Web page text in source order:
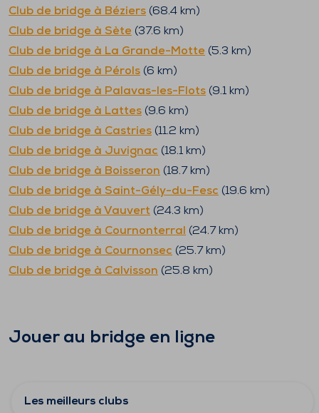
Club de bridge à Béziers (68.4 km)
Club de bridge à Sète (37.6 km)
Club de bridge à La Grande-Motte (5.3 km)
Club de bridge à Pérols (6 km)
Club de bridge à Palavas-les-Flots (9.1 km)
Club de bridge à Lattes (9.6 km)
Club de bridge à Castries (11.2 km)
Club de bridge à Juvignac (18.1 km)
Club de bridge à Boisseron (18.7 km)
Club de bridge à Saint-Gély-du-Fesc (19.6 km)
Club de bridge à Vauvert (24.3 km)
Club de bridge à Cournonterral (24.7 km)
Club de bridge à Cournonsec (25.7 km)
Club de bridge à Calvisson (25.8 km)
Jouer au bridge en ligne
Les meilleurs clubs